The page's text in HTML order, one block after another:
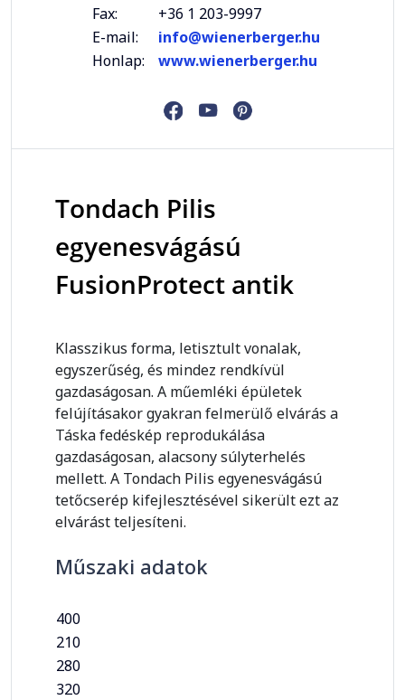
Fax:
+36 1 203-9997
E-mail:
info@wienerberger.hu
Honlap:
www.wienerberger.hu
Tondach Pilis
egyenesvágású
FusionProtect antik
Klasszikus forma, letisztult vonalak,
egyszerűség, és mindez rendkívül
gazdaságosan. A műemléki épületek
felújításakor gyakran felmerülő elvárás a
Táska fedéskép reprodukálása
gazdaságosan, alacsony súlyterhelés
mellett. A Tondach Pilis egyenesvágású
tetőcserép kifejlesztésével sikerült ezt az
elvárást teljesíteni.
Műszaki adatok
400
210
280
320